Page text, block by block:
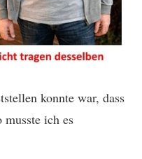
konnte war, dass
musste ich es